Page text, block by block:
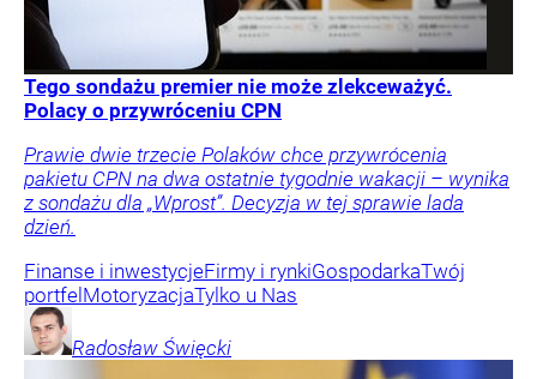
Tego sondażu premier nie może zlekceważyć.
Polacy o przywróceniu CPN
Prawie dwie trzecie Polaków chce przywrócenia
pakietu CPN na dwa ostatnie tygodnie wakacji – wynika
z sondażu dla „Wprost”. Decyzja w tej sprawie lada
dzień.
Finanse i inwestycjeFirmy i rynkiGospodarkaTwój
portfel MotoryzacjaTylko u Nas
Radosław Święcki